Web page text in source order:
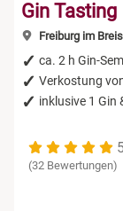
Gin Tasting
Freiburg im
ca. 2 h Gin-
Verkostung
inklusive 1 Gin
(32 Bewertungen)